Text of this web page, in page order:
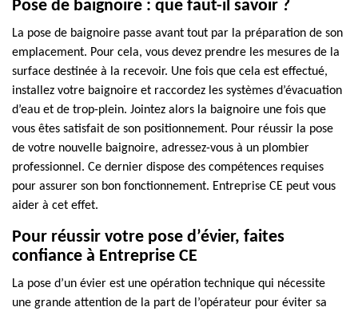
Pose de baignoire : que faut-il savoir ?
La pose de baignoire passe avant tout par la préparation de son
emplacement. Pour cela, vous devez prendre les mesures de la
surface destinée à la recevoir. Une fois que cela est effectué,
installez votre baignoire et raccordez les systèmes d’évacuation
d’eau et de trop-plein. Jointez alors la baignoire une fois que
vous êtes satisfait de son positionnement. Pour réussir la pose
de votre nouvelle baignoire, adressez-vous à un plombier
professionnel. Ce dernier dispose des compétences requises
pour assurer son bon fonctionnement. Entreprise CE peut vous
aider à cet effet.
Pour réussir votre pose d’évier, faites
confiance à Entreprise CE
La pose d’un évier est une opération technique qui nécessite
une grande attention de la part de l’opérateur pour éviter sa